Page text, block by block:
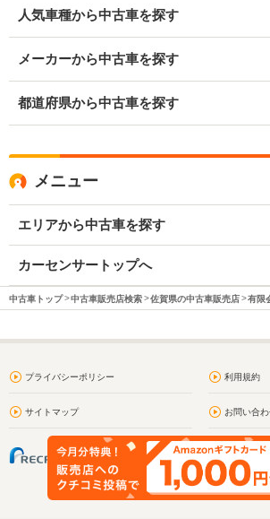
人気車種から中古車を探す
メーカーから中古車を探す
都道府県から中古車を探す
メニュー
エリアから中古車を探す
カーセンサートップへ
中古車トップ 中古車販売店検索 佐賀県の中古車販売店 有限
プライバシーポリシー 利用規約
サイトマップ お問い合